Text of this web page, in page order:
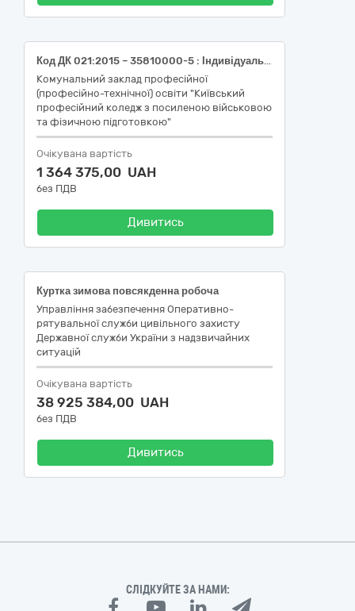
Код ДК 021:2015 – 35810000-5 : Індивідуальне обмундирування (шапка зимова, куртка польова утеплена, костюм літній польовий комуфльований, черевики з високими берцями, кашкет польовий, флісова кофта)
Комунальний заклад професійної
(професійно-технічної) освіти "Київський
професійний коледж з посиленою військовою
та фізичною підготовкою"
Очікувана вартість
1 364 375,00 UAH
без ПДВ
Дивитись
Куртка зимова повсякденна робоча
Управління забезпечення Оперативно-
рятувальної служби цивільного захисту
Державної служби України з надзвичайних
ситуацій
Очікувана вартість
38 925 384,00 UAH
без ПДВ
Дивитись
СЛІДКУЙТЕ ЗА НАМИ: